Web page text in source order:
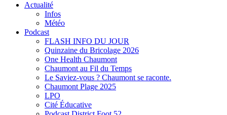
Actualité
Infos
Météo
Podcast
FLASH INFO DU JOUR
Quinzaine du Bricolage 2026
One Health Chaumont
Chaumont au Fil du Temps
Le Saviez-vous ? Chaumont se raconte.
Chaumont Plage 2025
LPO
Cité Éducative